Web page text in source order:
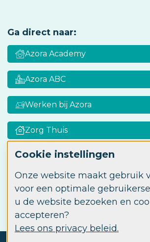
Cookie instellingen
Onze website maakt gebruik
voor een optimale
u de website bezoeken en
accepteren?
Lees ons privacy beleid.
Ga direct naar:
Azora Academy
Azora ABC
Werken bij Azora
Zorg Thuis
Zorgkaart Nederland